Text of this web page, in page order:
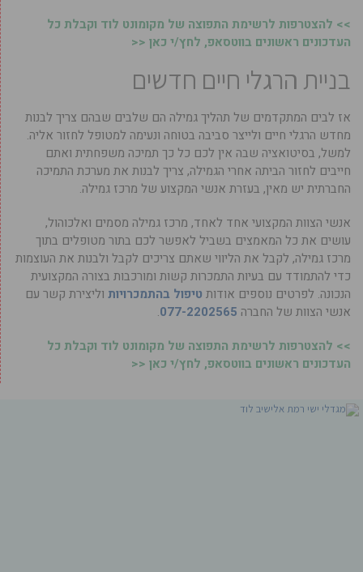
>> להצטרפות לרשימת התפוצה של מקומונט לוד וקבלת כל
העדכונים ראשונים בווטסאפ, לחץ/י כאן <<
בניית הרגלי חיים חדשים
‏אז לבים המתקדמים של תהליך גמילה הם שלבים שבהם צריך לבנות
מחדש הרגלי חיים ולייצר סביבה בטוחה ונעימה למטופל לחזור אליה.
למשל, בסיטואציה שבה ‏אין לכם כל כך תמיכה משפחתית ואתם
חייבים לחזור הביתה אחרי הגמילה, צריך לבנות את מערכת התמיכה
החברתית יש מאין, בעזרת אנשי המקצוע של מרכז גמילה.
‏אנשי הצוות המקצועי אחד לאחד, ‏מרכז גמילה מסמים ואלכוהול,
עושים את כל המאמצים בשביל לאפשר לכם בתור מטופלים בתוך
מרכז גמילה, לקבל את הליווי שאתם צריכים לקבל ולבנות את העוצמות
כדי להתמודד עם בעיות התמכרות קשות ומורכבות בצורה המקצועית
הנכונה. לפרטים נוספים אודות טיפול בהתמכרויות וליצירת קשר עם
אנשי הצוות של החברה ‏ 077-2202565
.
>> להצטרפות לרשימת התפוצה של מקומונט לוד וקבלת כל
העדכונים ראשונים בווטסאפ, לחץ/י כאן <<